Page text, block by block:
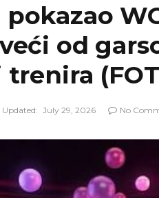
od
Updated: July 29, 2026 No